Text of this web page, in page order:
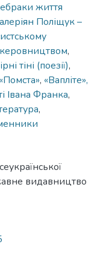
життя
Поліщук –
керовництвом,
тіні (поезії),
, «Вапліте»,
Івана Франка,
,
видавництво